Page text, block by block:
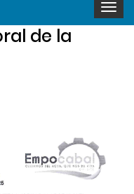
Toggle
de la